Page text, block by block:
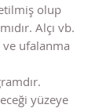
olup
Alçı vb.
ufalanma
yüzeye